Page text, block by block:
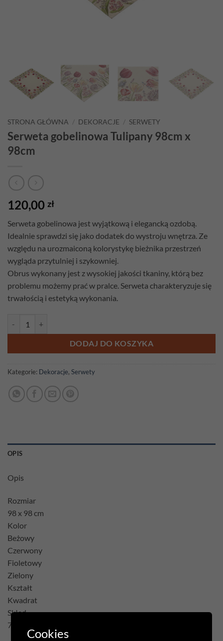
STRONA GŁÓWNA / DEKORACJE / SERWETY
Serweta gobelinowa Tulipany 98cm x
98cm
120,00 zł
Serweta gobelinowa jest wyjątkową i elegancką ozdobą.
Idealnie sprawdzi się jako dodatek do wystroju wnętrza. Ze
względu na urozmaiconą kolorystykę bieżnika przestrzeń
wygląda przytulniej i szykowniej.
Obrus wykonany jest z wysokiej jakości tkaniny, którą bez
problemu możemy prać w pralce. Serweta charakteryzuje się
trwałością i estetyką wykonania.
DODAJ DO KOSZYKA
Kategorie: Dekoracje, Serwety
OPIS
Opis
Rozmiar
98 x 98 cm
Kolor
Beżowy
Czerwony
Fioletowy
Zielony
Kształt
Kwadrat
Skład
75% Poliester 22% Bawełna 3% Akryl
Cookies